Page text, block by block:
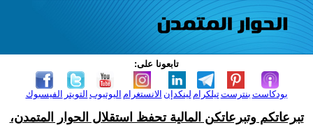
تابعونا على:
الفيسبوك التويتر اليوتيوب الانستغرام لينكدإن تيلكرامبنترست بودكاست
تبرعاتكم وتبرعاتكن المالية تحفظ استقلال الحوار المتمدن،